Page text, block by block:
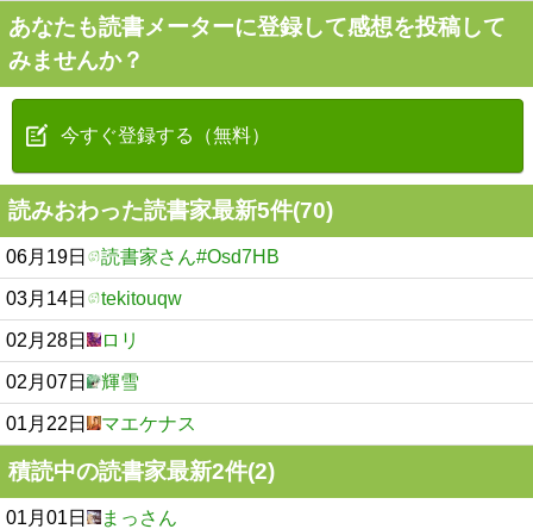
あなたも読書メーターに登録して感想を投稿して
みませんか？
今すぐ登録する（無料）
読みおわった読書家最新5件(70)
06月19日 読書家さん#Osd7HB
03月14日 tekitouqw
02月28日 ロリ
02月07日 輝雪
01月22日 マエケナス
積読中の読書家最新2件(2)
01月01日 まっさん